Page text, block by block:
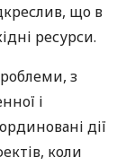
що в
ресурси.
з
і
дії
коли